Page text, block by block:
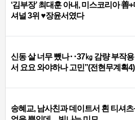
‘김부장’ 최대훈 아내, 미스코리아 善
셔널 3위 ♥장윤서였다
신동 살 너무 뺐나‥37㎏ 감량 부작용
서 요요 와야하나 고민”(전현무계획4)
송혜교, 남사친과 데이트서 흰 티셔